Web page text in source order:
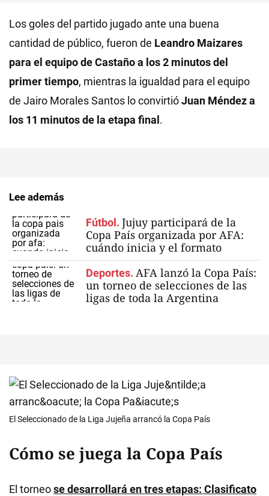
Los goles del partido jugado ante una buena
cantidad de público, fueron de Leandro Maizares
para el equipo de Castaño a los 2 minutos del
primer tiempo, mientras la igualdad para el equipo
de Jairo Morales Santos lo convirtióJuan Méndez a
los 11 minutos de la etapa final .
Lee además
Fútbol. Jujuy participará de la
Copa País organizada por AFA:
cuándo inicia y el formato
Deportes. AFA lanzó la Copa País:
un torneo de selecciones de las
ligas de toda la Argentina
El Seleccionado de la Liga Jujeña arrancó la Copa País
Cómo se juega la Copa País
El torneose desarrollará en tres etapas: Clasificato